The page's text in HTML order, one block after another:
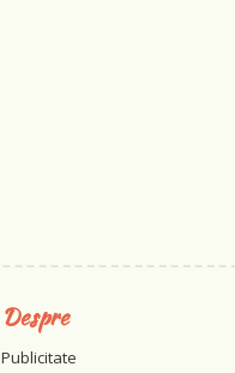
Despre
Publicitate